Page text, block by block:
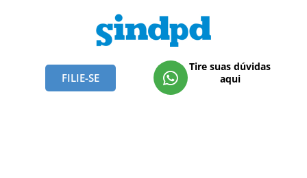
FILIE-SE
Tire suas dúvidas
aqui